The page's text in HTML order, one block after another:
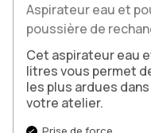
Aspirateur eau et
poussière de
Cet aspirateur eau
litres vous permet
les plus ardues
votre atelier.